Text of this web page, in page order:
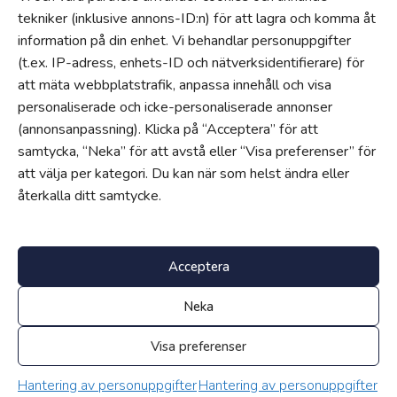
tekniker (inklusive annons-ID:n) för att lagra och komma åt
information på din enhet. Vi behandlar personuppgifter
(t.ex. IP-adress, enhets-ID och nätverksidentifierare) för
att mäta webbplatstrafik, anpassa innehåll och visa
personaliserade och icke-personaliserade annonser
(annonsanpassning). Klicka på “Acceptera” för att
samtycka, “Neka” för att avstå eller “Visa preferenser” för
att välja per kategori. Du kan när som helst ändra eller
återkalla ditt samtycke.
Acceptera
Neka
Visa preferenser
Hantering av personuppgifterHantering av personuppgifter
Hantering av personuppgifter och cookies
Uppförandekod
Om
Jobba hos oss
Våra gymnasieskolor
Nyheter
En del av Edukatus Alliance
Progress är vårt egenutvecklade intranät för lärare, elever och
Klicka här för att logga in.
Våra gymnasieskolor
Nyheter